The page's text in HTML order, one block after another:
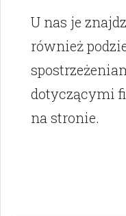
U nas je
również
dotyczącymi
na stronie.